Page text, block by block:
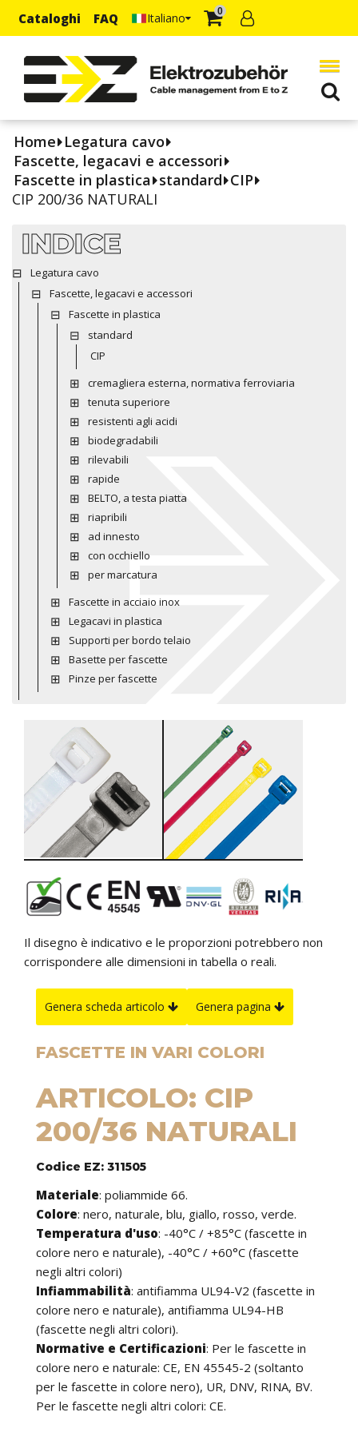
Cataloghi FAQ Italiano 0
Home Legatura cavo
Fascette, legacavi e accessori
Fascette in plastica standard CIP
CIP 200/36 NATURALI
INDICE
Legatura cavo
Fascette, legacavi e accessori
Fascette in plastica
standard
CIP
cremagliera esterna, normativa ferroviaria
tenuta superiore
resistenti agli acidi
biodegradabili
rilevabili
rapide
BELTO, a testa piatta
riapribili
ad innesto
con occhiello
per marcatura
Fascette in acciaio inox
Legacavi in plastica
Supporti per bordo telaio
Basette per fascette
Pinze per fascette
Il disegno è indicativo e le proporzioni potrebbero non
corrispondere alle dimensioni in tabella o reali.
Genera scheda articolo Genera pagina
FASCETTE IN VARI COLORI
ARTICOLO: CIP
200/36 NATURALI
Codice EZ: 311505
Materiale: poliammide 66.
Colore: nero, naturale, blu, giallo, rosso, verde.
Temperatura d'uso: -40°C / +85°C (fascette in
colore nero e naturale), -40°C / +60°C (fascette
negli altri colori)
Infiammabilità: antifiamma UL94-V2 (fascette in
colore nero e naturale), antifiamma UL94-HB
(fascette negli altri colori).
Normative e Certificazioni: Per le fascette in
colore nero e naturale: CE, EN 45545-2 (soltanto
per le fascette in colore nero), UR, DNV, RINA, BV.
Per le fascette negli altri colori: CE.